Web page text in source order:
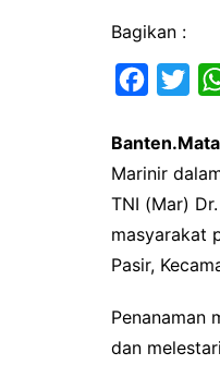
Bagikan :
c
e
b
o
o
i
t
e
r
Marinir
TNI (Mar)
masyarakat
Pasir,
Penanaman
dan